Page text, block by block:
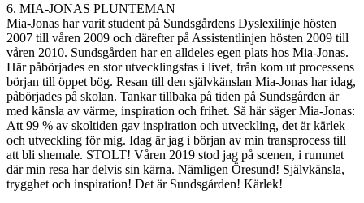
6. MIA-JONAS PLUNTEMAN
Mia-Jonas har varit student på Sundsgårdens Dyslexilinje hösten
2007 till våren 2009 och därefter på Assistentlinjen hösten 2009 till
våren 2010. Sundsgården har en alldeles egen plats hos Mia-Jonas.
Här påbörjades en stor utvecklingsfas i livet, från kom ut processens
början till öppet bög. Resan till den självkänslan Mia-Jonas har idag,
påbörjades på skolan. Tankar tillbaka på tiden på Sundsgården är
med känsla av värme, inspiration och frihet. Så här säger Mia-Jonas:
Att 99 % av skoltiden gav inspiration och utveckling, det är kärlek
och utveckling för mig. Idag är jag i början av min transprocess till
att bli shemale. STOLT! Våren 2019 stod jag på scenen, i rummet
där min resa har delvis sin kärna. Nämligen Öresund! Självkänsla,
trygghet och inspiration! Det är Sundsgården! Kärlek!